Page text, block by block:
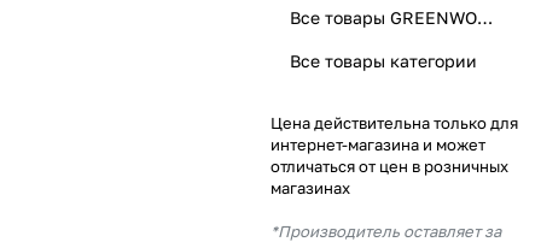
Все товары GREENWORKS
Все товары категории
Цена действительна только для
интернет-магазина и может
отличаться от цен в розничных
магазинах
*Производитель оставляет за
% будут
с вашей карты